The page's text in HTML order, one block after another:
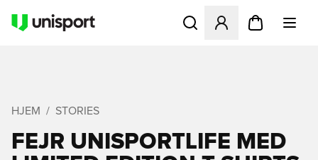
Åbner en Modal til at
HJEM STORIES
FEJR UNISPORTLIFE MED